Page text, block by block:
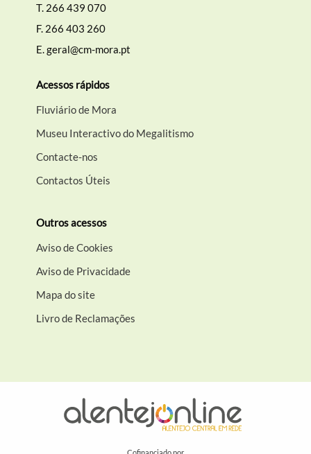
T. 266 439 070
F. 266 403 260
E.geral@cm-mora.pt
Acessos rápidos
Fluviário de Mora
Museu Interactivo do Megalitismo
Contacte-nos
Contactos Úteis
Outros acessos
Aviso de Cookies
Aviso de Privacidade
Mapa do site
Livro de Reclamações
Cofinanciado por